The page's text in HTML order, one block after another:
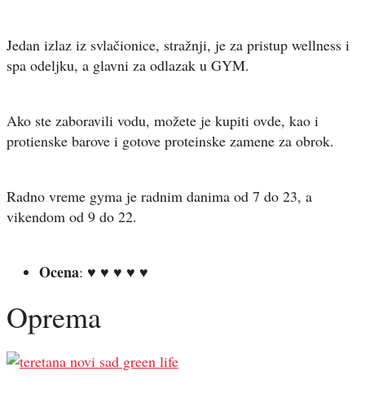
Jedan izlaz iz svlačionice, stražnji, je za pristup wellness i
spa odeljku, a glavni za odlazak u GYM.
Ako ste zaboravili vodu, možete je kupiti ovde, kao i
protienske barove i gotove proteinske zamene za obrok.
Radno vreme gyma je radnim danima od 7 do 23, a
vikendom od 9 do 22.
Ocena: ♥ ♥ ♥ ♥ ♥
Oprema